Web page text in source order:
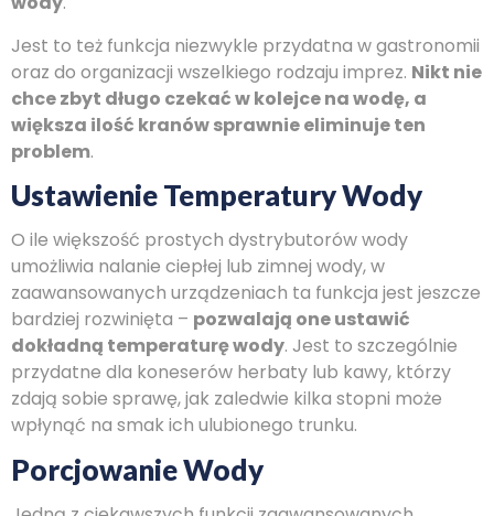
Jest to też funkcja niezwykle przydatna w gastronomii
oraz do organizacji wszelkiego rodzaju imprez. Nikt nie
chce zbyt długo czekać w kolejce na wodę, a
większa ilość kranów sprawnie eliminuje ten
problem.
Ustawienie Temperatury Wody
O ile większość prostych dystrybutorów wody
umożliwia nalanie ciepłej lub zimnej wody, w
zaawansowanych urządzeniach ta funkcja jest jeszcze
bardziej rozwinięta – pozwalają one ustawić
dokładną temperaturę wody. Jest to szczególnie
przydatne dla koneserów herbaty lub kawy, którzy
zdają sobie sprawę, jak zaledwie kilka stopni może
wpłynąć na smak ich ulubionego trunku.
Porcjowanie Wody